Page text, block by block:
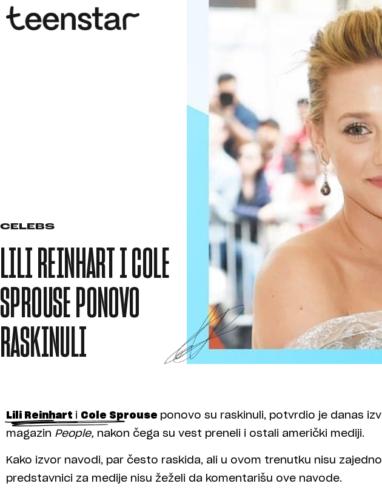
CELEBS
LILI REINHART I COLE
SPROUSE PONOVO
RASKINULI
Lili Reinhart i Cole Sprouse ponovo su raskinuli, potvrdio je danas
magazin People, nakon čega su vest preneli i ostali američki mediji.
Kako izvor navodi, par često raskida, ali u ovom trenutku nisu
predstavnici za medije nisu žeželi da komentarišu ove navode.